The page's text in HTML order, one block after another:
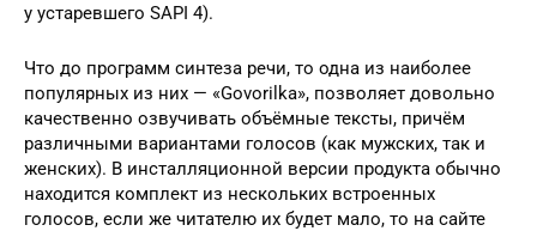
у устаревшего SAPI 4).
Что до программ синтеза речи, то одна из наиболее
популярных из них — «Govorilka», позволяет довольно
качественно озвучивать объёмные тексты, причём
различными вариантами голосов (как мужских, так и
женских). В инсталляционной версии продукта обычно
находится комплект из нескольких встроенных
голосов, если же читателю их будет мало, то на сайте